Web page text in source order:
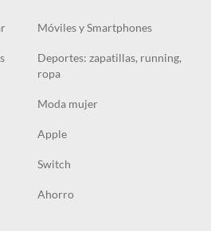
Móviles y Smartphones
Deportes: zapatillas, running,
ropa
Moda mujer
Apple
Switch
Ahorro